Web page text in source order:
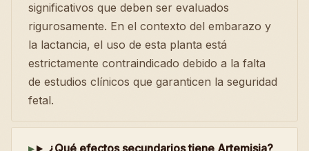
significativos que deben ser evaluados
rigurosamente. En el contexto del embarazo y
la lactancia, el uso de esta planta está
estrictamente contraindicado debido a la falta
de estudios clínicos que garanticen la seguridad
fetal.